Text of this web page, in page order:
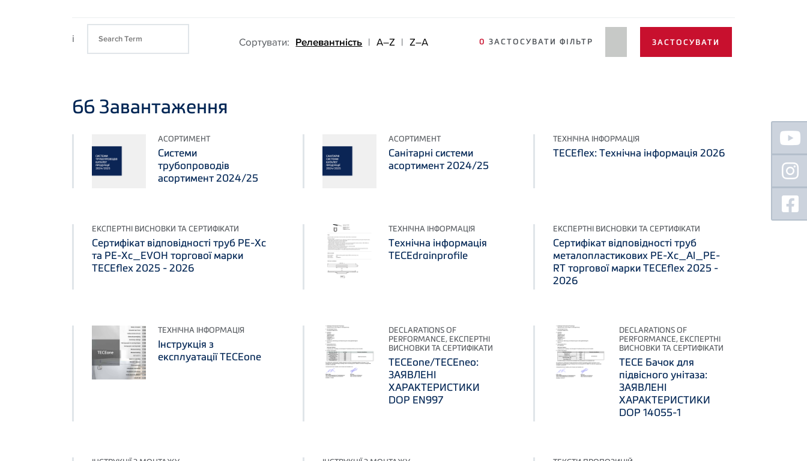
i Cортувати: Релевантність | A–Z | Z–A 0 ЗАСТОСУВАТИ ФІЛЬТР
66 Завантаження
АСОРТИМЕНТ
Системи
трубопроводів
асортимент 2024/25
АСОРТИМЕНТ
Санітарні системи
асортимент 2024/25
ТЕХНІЧНА ІНФОРМАЦІЯ
TECEflex: Технічна інформація 2026
ЕКСПЕРТНІ ВИСНОВКИ ТА СЕРТИФІКАТИ
Сертифікат відповідності труб PE-Xc
та PE-Xc_EVOH торгової марки
TECEflex 2025 - 2026
ТЕХНІЧНА ІНФОРМАЦІЯ
Технічна інформація
ТЕСЕdrainprofile
ЕКСПЕРТНІ ВИСНОВКИ ТА СЕРТИФІКАТИ
Сертифікат відповідності труб
металопластикових PE-Xc_Al_PE-
RT торгової марки TECEflex 2025 -
2026
ТЕХНІЧНА ІНФОРМАЦІЯ
Інструкція з
експлуатації TECEone
DECLARATIONS OF
PERFORMANCE, ЕКСПЕРТНІ
ВИСНОВКИ ТА СЕРТИФІКАТИ
TECEone/TECEneo:
ЗАЯВЛЕНІ
ХАРАКТЕРИСТИКИ
DOP EN997
DECLARATIONS OF
PERFORMANCE, ЕКСПЕРТНІ
ВИСНОВКИ ТА СЕРТИФІКАТИ
TECE Бачок для
підвісного унітаза:
ЗАЯВЛЕНІ
ХАРАКТЕРИСТИКИ
DOP 14055-1
Floating